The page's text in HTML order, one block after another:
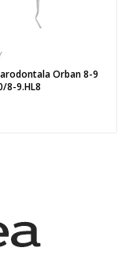
Orban 8-9
8-9.HL8